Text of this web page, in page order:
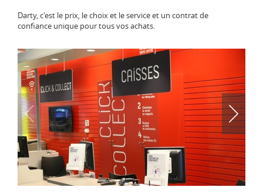
Darty, c'est le prix, le choix et le service et un contrat de
confiance unique pour tous vos achats.